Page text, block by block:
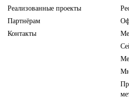
Реализованные проекты
Партнёрам
Контакты